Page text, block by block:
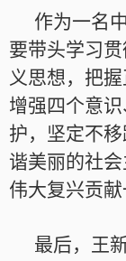
作为一名
要带头学习
义思想，把
增强四个意
护，坚定不
谐美丽的社
伟大复兴贡献
最后，王